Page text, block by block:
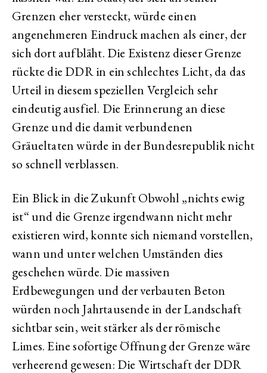
Grenzen eher versteckt, würde einen
angenehmeren Eindruck machen als einer, der
sich dort aufbläht. Die Existenz dieser Grenze
rückte die DDR in ein schlechtes Licht, da das
Urteil in diesem speziellen Vergleich sehr
eindeutig ausfiel. Die Erinnerung an diese
Grenze und die damit verbundenen
Gräueltaten würde in der Bundesrepublik nicht
so schnell verblassen.
Ein Blick in die Zukunft Obwohl „nichts ewig
ist“ und die Grenze irgendwann nicht mehr
existieren wird, konnte sich niemand vorstellen,
wann und unter welchen Umständen dies
geschehen würde. Die massiven
Erdbewegungen und der verbauten Beton
würden noch Jahrtausende in der Landschaft
sichtbar sein, weit stärker als der römische
Limes. Eine sofortige Öffnung der Grenze wäre
verheerend gewesen: Die Wirtschaft der DDR